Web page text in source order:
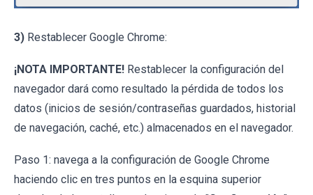
3) Restablecer Google Chrome:
¡NOTA IMPORTANTE! Restablecer la configuración del
navegador dará como resultado la pérdida de todos los
datos (inicios de sesión/contraseñas guardados, historial
de navegación, caché, etc.) almacenados en el navegador.
Paso 1: navega a la configuración de Google Chrome
haciendo clic en tres puntos en la esquina superior